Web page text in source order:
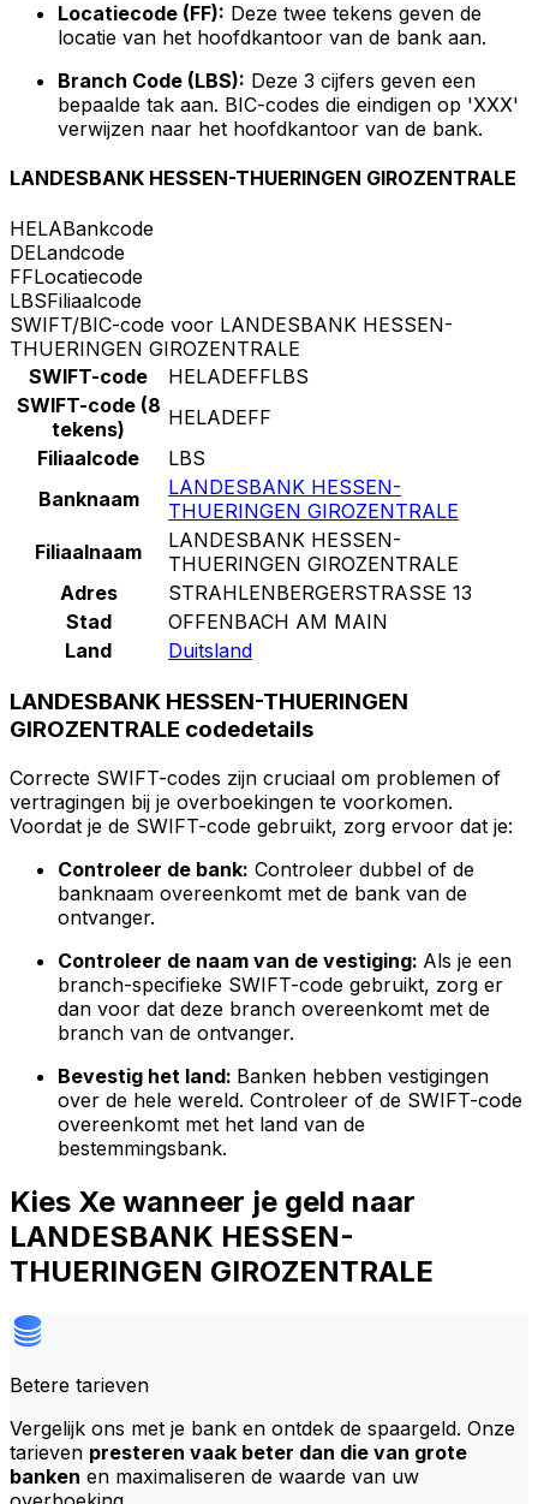
Locatiecode (FF): Deze twee tekens geven de
locatie van het hoofdkantoor van de bank aan.
Branch Code (LBS): Deze 3 cijfers geven een
bepaalde tak aan. BIC-codes die eindigen op 'XXX'
verwijzen naar het hoofdkantoor van de bank.
LANDESBANK HESSEN-THUERINGEN GIROZENTRALE
HELABankcode
DELandcode
FFLocatiecode
LBSFiliaalcode
SWIFT/BIC-code voor LANDESBANK HESSEN-
THUERINGEN GIROZENTRALE
SWIFT-code
HELADEFFLBS
SWIFT-code (8
tekens)
HELADEFF
Filiaalcode
LBS
Banknaam
LANDESBANK HESSEN-
THUERINGEN GIROZENTRALE
Filiaalnaam
LANDESBANK HESSEN-
THUERINGEN GIROZENTRALE
Adres
STRAHLENBERGERSTRASSE 13
Stad
OFFENBACH AM MAIN
Land
Duitsland
LANDESBANK HESSEN-THUERINGEN
GIROZENTRALE codedetails
Correcte SWIFT-codes zijn cruciaal om problemen of
vertragingen bij je overboekingen te voorkomen.
Voordat je de SWIFT-code gebruikt, zorg ervoor dat je:
Controleer de bank: Controleer dubbel of de
banknaam overeenkomt met de bank van de
ontvanger.
Controleer de naam van de vestiging: Als je een
branch-specifieke SWIFT-code gebruikt, zorg er
dan voor dat deze branch overeenkomt met de
branch van de ontvanger.
Bevestig het land: Banken hebben vestigingen
over de hele wereld. Controleer of de SWIFT-code
overeenkomt met het land van de
bestemmingsbank.
Kies Xe wanneer je geld naar
LANDESBANK HESSEN-
THUERINGEN GIROZENTRALE
Betere tarieven
Vergelijk ons met je bank en ontdek de spaargeld. Onze
tarieven presteren vaak beter dan die van grote
banken en maximaliseren de waarde van uw